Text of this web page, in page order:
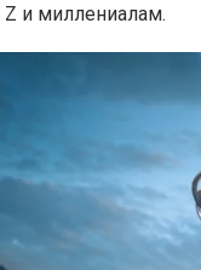
и миллениалам.